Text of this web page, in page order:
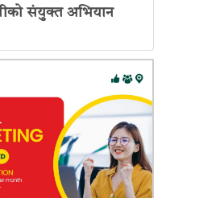
संयुक्त अभियान